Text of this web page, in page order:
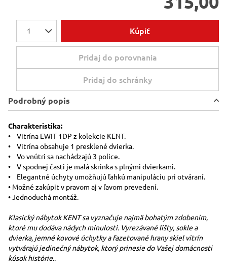
1 Kúpiť
Pridaj do porovnania
Pridaj do schránky
Podrobný popis
Charakteristika:
• Vitrína EWIT 1DP z kolekcie KENT.
• Vitrína obsahuje 1 presklené dvierka.
• Vo vnútri sa nachádzajú 3 police.
• V spodnej časti je malá skrinka s plnými dvierkami.
• Elegantné úchyty umožňujú ľahkú manipuláciu pri otváraní.
• Možné zakúpit v pravom aj v ľavom prevedení.
• Jednoduchá montáž.
Klasický nábytok KENT sa vyznačuje najmä bohatým zdobením,
ktoré mu dodáva nádych minulosti. Vyrezávané lišty, sokle a
dvierka, jemné kovové úchytky a fazetované hrany skiel vitrín
vytvárajú jedinečný nábytok, ktorý prinesie do Vašej domácnosti
kúsok histórie..